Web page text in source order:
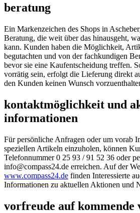
beratung
Ein Markenzeichen des Shops in
Beratung, die weit über das hinausgeht,
kann. Kunden haben die Möglichkeit,
begutachten und von der fachkundigen
bevor sie eine Kaufentscheidung treffen.
vorrätig sein, erfolgt die Lieferung direkt
den Kunden keinen Wunsch
kontaktmöglichkeit und
informationen
Für persönliche Anfragen oder um vorab
speziellen Artikeln einzuholen, können
Telefonnummer 0 25 93 / 91 52 36 oder
info@compass24.de erreichen. Auf der
www.compass24.de finden Interessierte
Informationen zu aktuellen Aktionen und
vorfreude auf kommende